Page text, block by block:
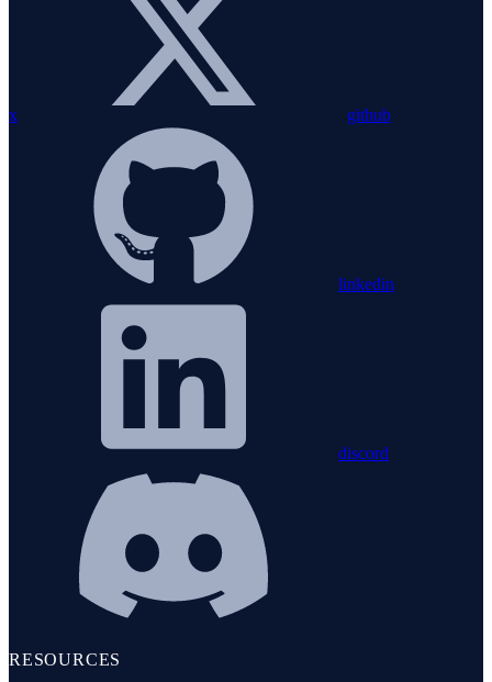
x github
linkedin
discord
RESOURCES